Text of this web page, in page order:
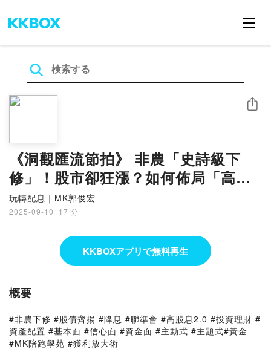
《洞觀匯流節拍》 非農「史詩級下
修」！股市卻狂漲？如何佈局「高股
息2.0」，搭上順風車？
玩轉配息｜MK郭俊宏
2025-09-10 · 17 分
シェア
KKBOXアプリで無料再生
概要
#非農下修 #股債齊揚 #降息 #聯準會 #高股息2.0 #投資理財 #
資產配置 #基本面 #信心面 #資金面 #主動式 #主題式#黃金
#MK陪跑學苑 #獲利放大術